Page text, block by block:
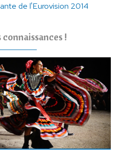
de l'Eurovision 2014
connaissances !